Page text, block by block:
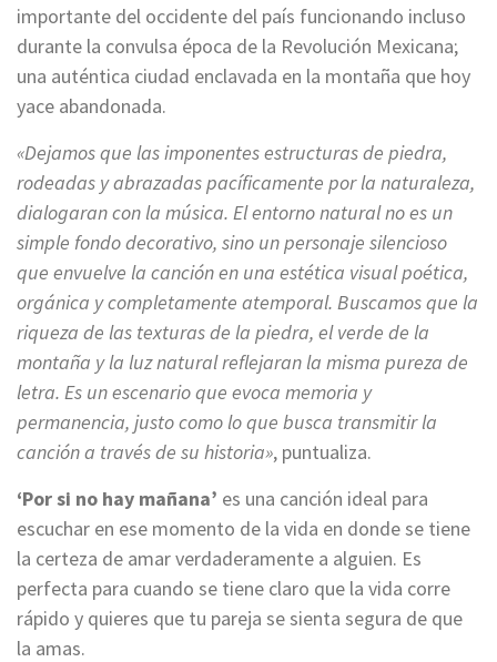
importante del occidente del país funcionando incluso
durante la convulsa época de la Revolución Mexicana;
una auténtica ciudad enclavada en la montaña que hoy
yace abandonada.
«Dejamos que las imponentes estructuras de piedra,
rodeadas y abrazadas pacíficamente por la naturaleza,
dialogaran con la música. El entorno natural no es un
simple fondo decorativo, sino un personaje silencioso
que envuelve la canción en una estética visual poética,
orgánica y completamente atemporal. Buscamos que la
riqueza de las texturas de la piedra, el verde de la
montaña y la luz natural reflejaran la misma pureza de
letra. Es un escenario que evoca memoria y
permanencia, justo como lo que busca transmitir la
canción a través de su historia», puntualiza.
‘Por si no hay mañana’ es una canción ideal para
escuchar en ese momento de la vida en donde se tiene
la certeza de amar verdaderamente a alguien. Es
perfecta para cuando se tiene claro que la vida corre
rápido y quieres que tu pareja se sienta segura de que
la amas.